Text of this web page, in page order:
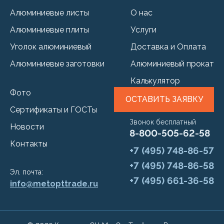
Алюминиевые листы
Алюминиевые плиты
Уголок алюминиевый
Алюминиевые заготовки
О нас
Услуги
Доставка и Оплата
Алюминиевый прокат
Калькулятор
Фото
Сертификаты и ГОСТы
Новости
Контакты
Эл. почта:
info@metopttrade.ru
ОСТАВИТЬ ЗАЯВКУ
Звонок бесплатный
8-800-505-62-58
+7 (495) 748-86-57
+7 (495) 748-86-58
+7 (495) 661-36-58